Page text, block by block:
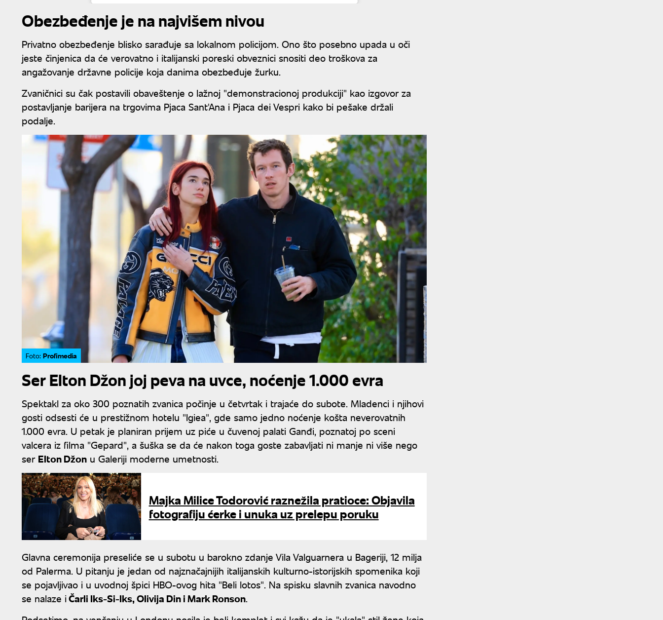
Obezbeđenje je na najvišem nivou
Privatno obezbeđenje blisko sarađuje sa lokalnom policijom. Ono što posebno upada u oči
jeste činjenica da će verovatno i italijanski poreski obveznici snositi deo troškova za
angažovanje državne policije koja danima obezbeđuje žurku.
Zvaničnici su čak postavili obaveštenje o lažnoj "demonstracionoj produkciji" kao izgovor za
postavljanje barijera na trgovima Pjaca Sant'Ana i Pjaca dei Vespri kako bi pešake držali
podalje.
Foto: Profimedia
Ser Elton Džon joj peva na uvce, noćenje 1.000 evra
Spektakl za oko 300 poznatih zvanica počinje u četvrtak i trajaće do subote. Mladenci i njihovi
gosti odsesti će u prestižnom hotelu "Igiea", gde samo jedno noćenje košta neverovatnih
1.000 evra. U petak je planiran prijem uz piće u čuvenoj palati Ganđi, poznatoj po sceni
valcera iz filma "Gepard", a šuška se da će nakon toga goste zabavljati ni manje ni više nego
ser Elton Džon u Galeriji moderne umetnosti.
Majka Milice Todorović raznežila pratioce: Objavila
fotografiju ćerke i unuka uz prelepu poruku
Glavna ceremonija preseliće se u subotu u barokno zdanje Vila Valguarnera u Bageriji, 12 milja
od Palerma. U pitanju je jedan od najznačajnijih italijanskih kulturno-istorijskih spomenika koji
se pojavljivao i u uvodnoj špici HBO-ovog hita "Beli lotos". Na spisku slavnih zvanica navodno
se nalaze iČarli Iks-Si-Iks, Olivija Din i Mark Ronson.